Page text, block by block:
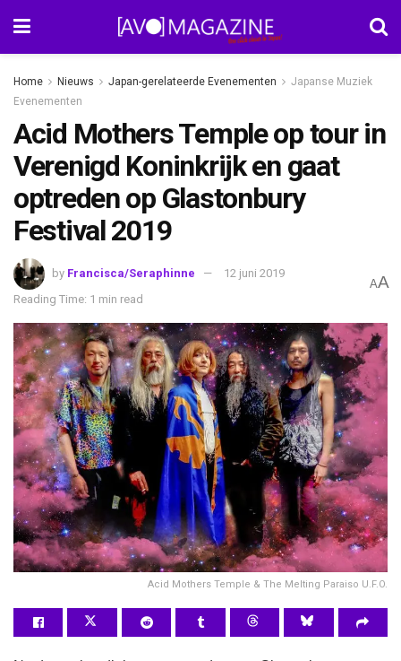
Home Nieuws Japan-gerelateerde Evenementen
Japanse Muziek
Evenementen
Acid Mothers Temple op tour in
Verenigd Koninkrijk en gaat
optreden op Glastonbury
Festival 2019
by Francisca/Seraphinne
12 juni 2019
Reading Time: 1 min read
AA
Acid Mothers Temple & The Melting Paraiso U.F.O.